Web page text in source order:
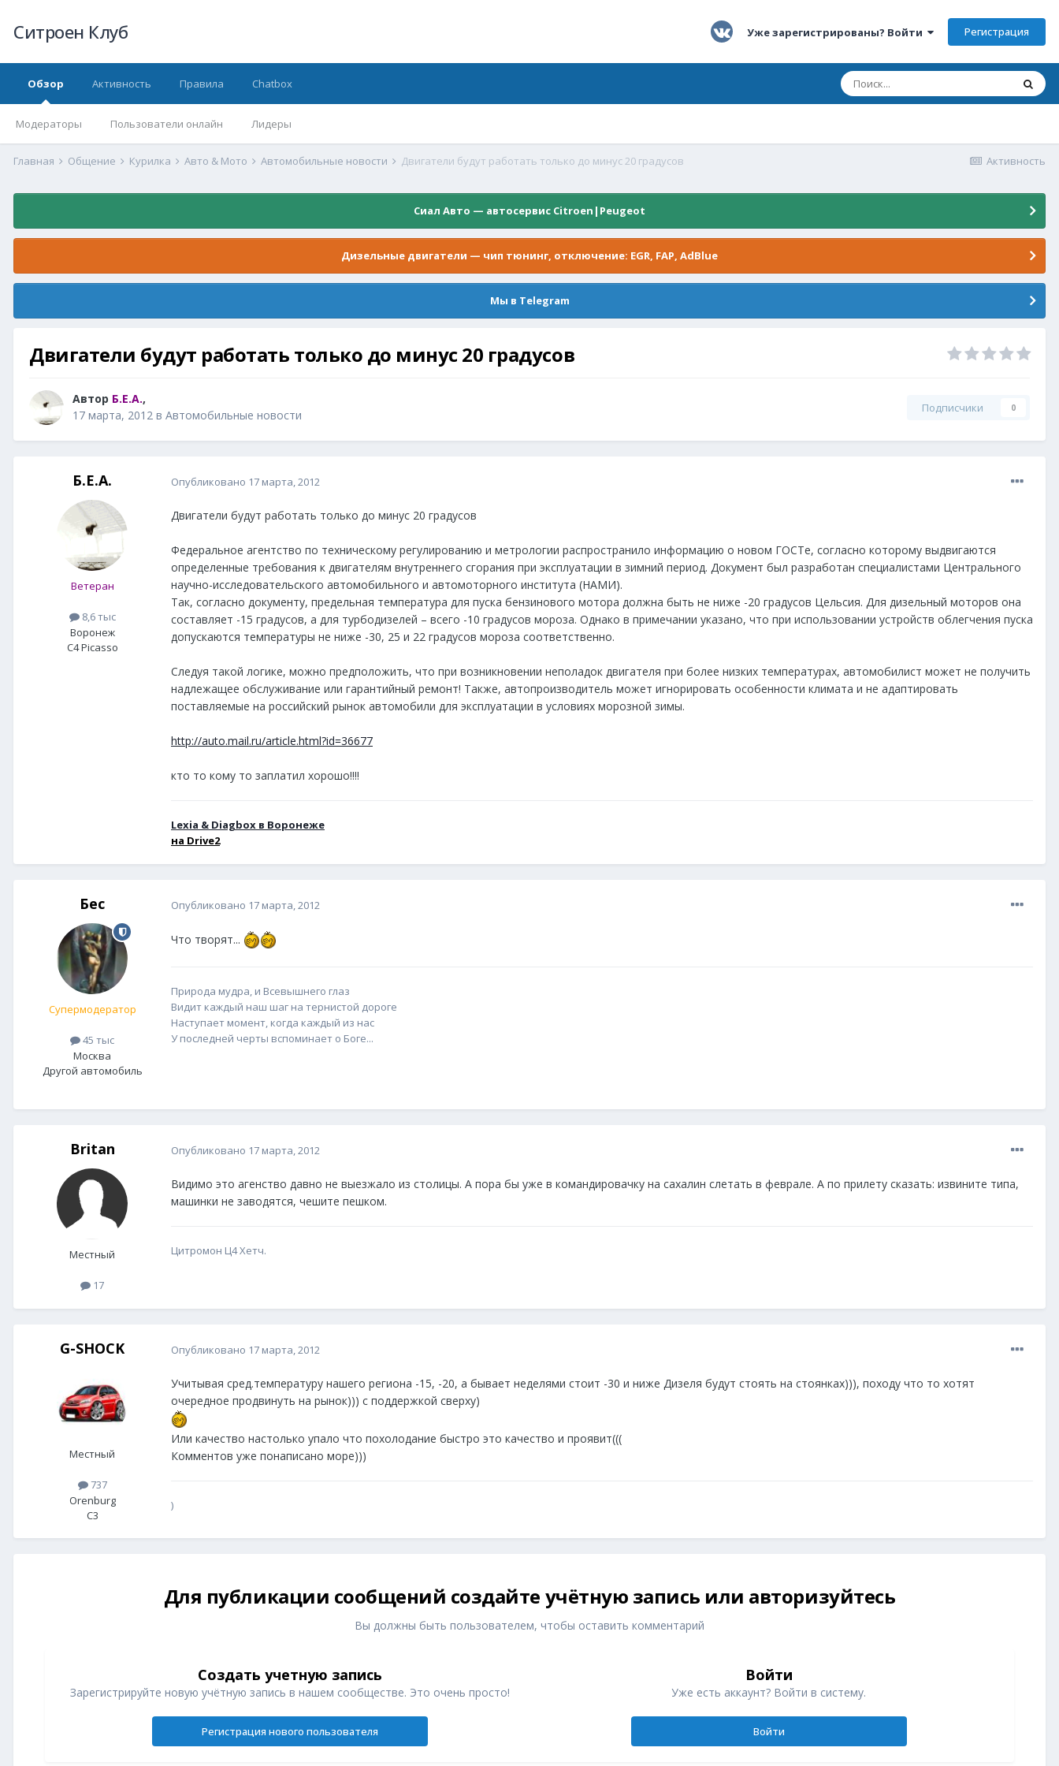
Ситроен Клуб Уже зарегистрированы? Войти Регистрация
Обзор
Модераторы Пользователи онлайн Лидеры
Активность Правила Chatbox
Активность
Главная Общение Курилка Авто & Мото Автомобильные новости Двигатели будут работать только до минус 20 градусов
Сиал Авто — автосервис Citroen|Peugeot
Дизельные двигатели — чип тюнинг, отключение: EGR, FAP, AdBlue
Мы в Telegram
Двигатели будут работать только до минус 20 градусов
Автор Б.Е.А.,
17 марта, 2012 в Автомобильные новости Подписчики 0
Б.Е.А.
Ветеран
8,6 тыс
Воронеж
C4 Picasso
Опубликовано 17 марта, 2012
Двигатели будут работать только до минус 20 градусов
Федеральное агентство по техническому регулированию и метрологии распространило информацию о новом ГОСТе, согласно которому выдвигаются
определенные требования к двигателям внутреннего сгорания при эксплуатации в зимний период. Документ был разработан специалистами Центрального
научно-исследовательского автомобильного и автомоторного института (НАМИ).
Так, согласно документу, предельная температура для пуска бензинового мотора должна быть не ниже -20 градусов Цельсия. Для дизельный моторов она
составляет -15 градусов, а для турбодизелей – всего -10 градусов мороза. Однако в примечании указано, что при использовании устройств облегчения пуска
допускаются температуры не ниже -30, 25 и 22 градусов мороза соответственно.
Следуя такой логике, можно предположить, что при возникновении неполадок двигателя при более низких температурах, автомобилист может не получить
надлежащее обслуживание или гарантийный ремонт! Также, автопроизводитель может игнорировать особенности климата и не адаптировать
поставляемые на российский рынок автомобили для эксплуатации в условиях морозной зимы.
http://auto.mail.ru/article.html?id=36677
кто то кому то заплатил хорошо!!!!
Lexia & Diagbox в Воронеже
на Drive2
Бес
Супермодератор
45 тыс
Москва
Другой автомобиль
Опубликовано 17 марта, 2012
Что творят...
Природа мудра, и Всевышнего глаз
Видит каждый наш шаг на тернистой дороге
Наступает момент, когда каждый из нас
У последней черты вспоминает о Боге...
Britan
Местный
17
Опубликовано 17 марта, 2012
Видимо это агенство давно не выезжало из столицы. А пора бы уже в командировачку на сахалин слетать в феврале. А по прилету сказать: извините типа,
машинки не заводятся, чешите пешком.
Цитромон Ц4 Хетч.
G-SHOCK
Местный
737
Orenburg
C3
Опубликовано 17 марта, 2012
Учитывая сред.температуру нашего региона -15, -20, а бывает неделями стоит -30 и ниже Дизеля будут стоять на стоянках))), походу что то хотят
очередное продвинуть на рынок))) с поддержкой сверху)
Или качество настолько упало что похолодание быстро это качество и проявит(((
Комментов уже понаписано море)))
)
Для публикации сообщений создайте учётную запись или авторизуйтесь
Вы должны быть пользователем, чтобы оставить комментарий
Создать учетную запись
Зарегистрируйте новую учётную запись в нашем сообществе. Это очень просто!
Регистрация нового пользователя
Войти
Уже есть аккаунт? Войти в систему.
Войти